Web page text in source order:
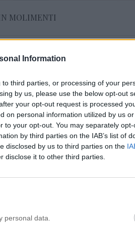
Information
third parties, or processing of your
by us, please use the below opt-out
your opt-out request is processed
on personal information utilized by us
to your opt-out. You may separately
by third parties on the IAB’s list of
disclosed by us to third parties on the
disclose it to other third parties.
personal data.
MOLIMENTI
FÖR
15:12
för Molimenti Hej vänner
få presentera säsongens nya
äntligen här. Det är fokus på
av […]